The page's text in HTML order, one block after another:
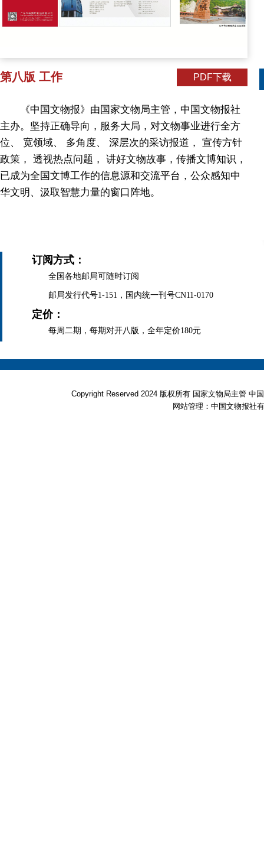
第八版 工作 PDF下载
《中国文物报》由国家文物局主管，中国文物报社
主办。坚持正确导向，服务大局，对文物事业进行全方
位、 宽领域、 多角度、 深层次的采访报道， 宣传方针
政策， 透视热点问题， 讲好文物故事，传播文博知识，
已成为全国文博工作的信息源和交流平台，公众感知中
华文明、汲取智慧力量的窗口阵地。
订阅方式：
全国各地邮局可随时订阅
邮局发行代号1-151，国内统一刊号CN11-0170
定价：
每周二期，每期对开八版，全年定价180元
Copyright Reserved 2024 版权所有 国家文物局主管
网站管理：中国文物报社